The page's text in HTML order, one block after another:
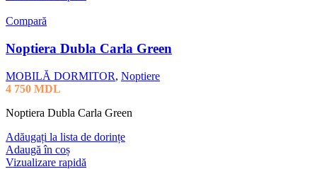
Compară
Noptiera Dubla Carla Green
MOBILĂ DORMITOR, Noptiere
4 750 MDL
Noptiera Dubla Carla Green
Adăugați la lista de dorințe
Adaugă în coș
Vizualizare rapidă